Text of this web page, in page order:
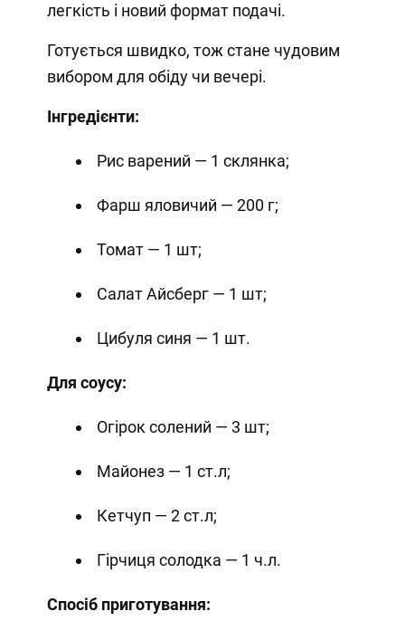
легкість і новий формат подачі.
Готується швидко, тож стане чудовим
вибором для обіду чи вечері.
Інгредієнти:
Рис варений — 1 склянка;
Фарш яловичий — 200 г;
Томат — 1 шт;
Салат Айсберг — 1 шт;
Цибуля синя — 1 шт.
Для соусу:
Огірок солений — 3 шт;
Майонез — 1 ст.л;
Кетчуп — 2 ст.л;
Гірчиця солодка — 1 ч.л.
Спосіб приготування: